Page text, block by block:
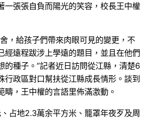
一張張自負而陽光的笑容，校長王中權
，給孩子們帶來肉眼可見的變更，不
經遠程跋涉上學遠的題目，並且在他們
的種子。”記者近日訪問從江縣，清楚6
行政區對口幫扶從江縣成長情形。談到
疇，王中權的言語里佈滿激動。
占地2.3萬余平方米、籠罩年夜歹及周